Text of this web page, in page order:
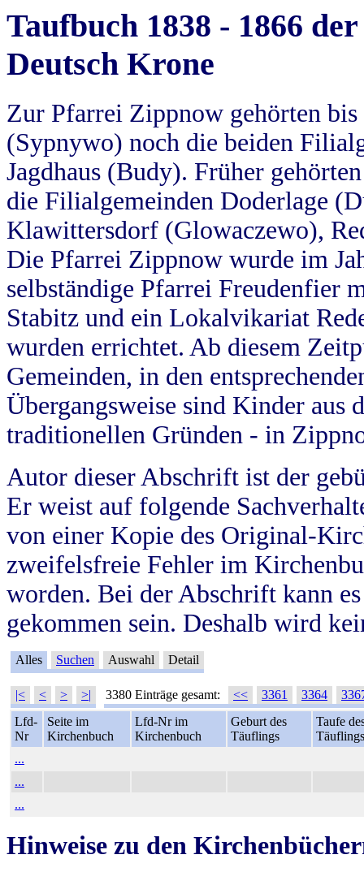
Taufbuch 1838 - 1866
Deutsch Krone
Zur Pfarrei Zippnow gehörten
(Sypnywo) noch die beiden
Jagdhaus (Budy). Früher
die Filialgemeinden Doderlage
Klawittersdorf (Glowaczewo),
Die Pfarrei Zippnow wurde im
selbständige Pfarrei Freudenfier
Stabitz und ein Lokalvikariat
wurden errichtet. Ab diesem
Gemeinden, in den
Übergangsweise sind Kinder aus
traditionellen Gründen - in
Autor dieser Abschrift ist der
Er weist auf folgende
von einer Kopie des Original-
zweifelsfreie Fehler im
worden. Bei der Abschrift kann
gekommen sein. Deshalb wird
Alles Suchen Auswahl Detail
|< < > >| 3380 Einträge gesamt: << 3361 3364
Lfd-
Nr
Seite im
Kirchenbuch
Lfd-Nr im
Kirchenbuch
Geburt des
Täuflings
Taufe
Täuflings
...
...
...
Hinweise zu den